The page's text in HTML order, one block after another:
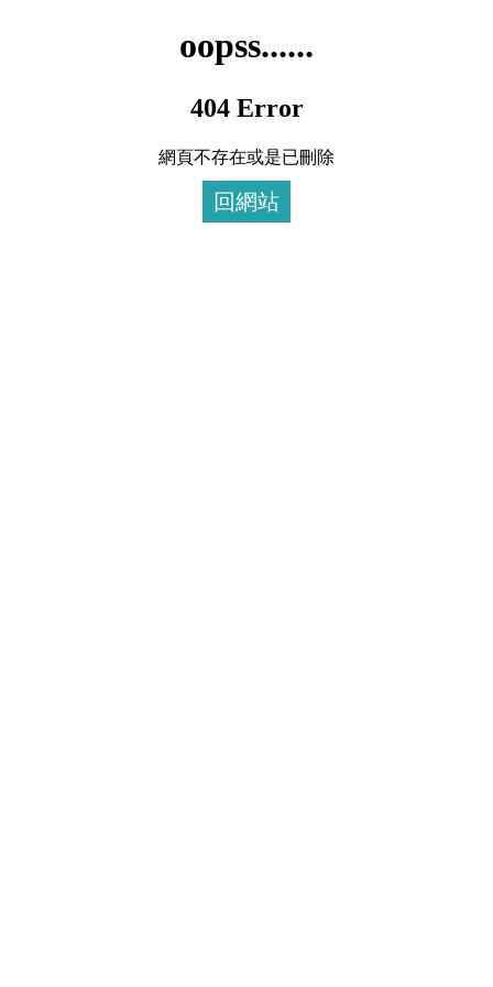
oopss......
404 Error
網頁不存在或是已刪除
回網站